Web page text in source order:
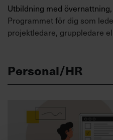
Utbildning med övernattning,
Programmet för dig som
projektledare, gruppledare
Personal/HR